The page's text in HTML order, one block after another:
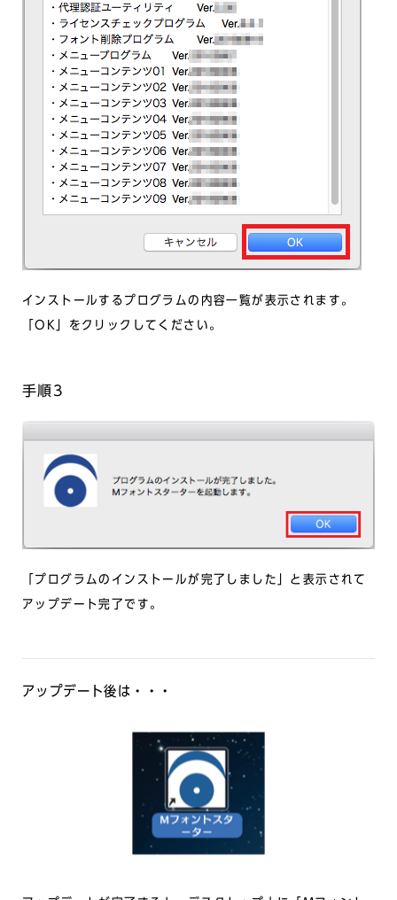
インストールするプログラムの内容一覧が表示されます。
「OK」をクリックしてください。
手順3
「プログラムのインストールが完了しました」と表示されて
アップデート完了です。
アップデート後は・・・